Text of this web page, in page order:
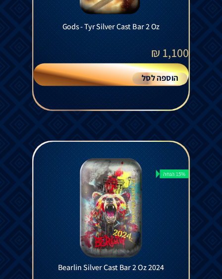
Gods - Tyr Silver Cast Bar 2 Oz
1,100
₪
הוספה לסל
15% הנחה
Bearlin Silver Cast Bar 2 Oz 2024